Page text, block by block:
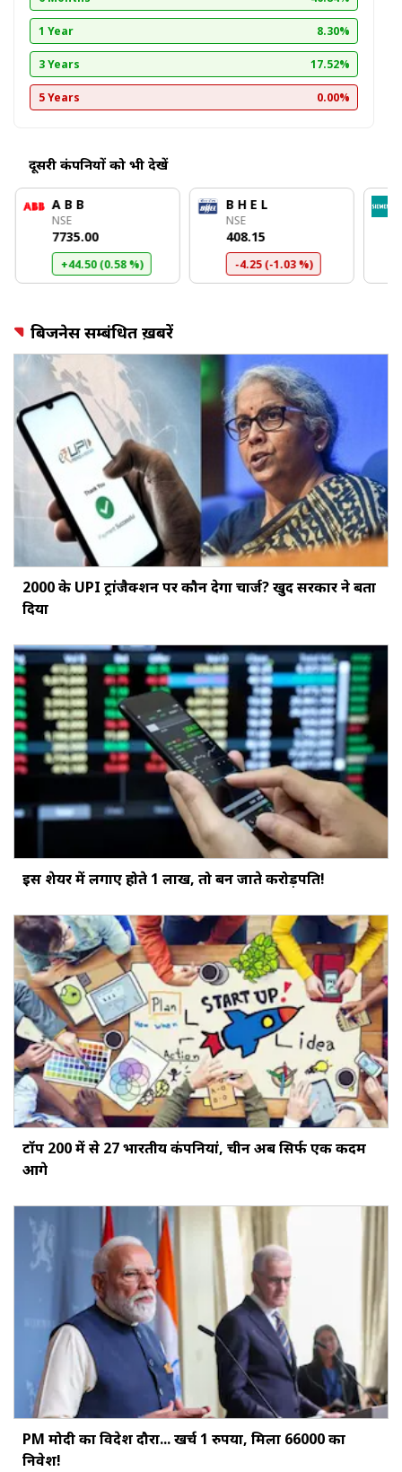
1 Year 8.30%
3 Years 17.52%
5 Years 0.00%
दूसरी कंपनियों को भी देखें
A B B
NSE
₹7735.00
+44.50 (0.58 %)
B H E L
NSE
₹408.15
-4.25 (-1.03 %)
बिजनेस सम्बंधित ख़बरें
₹2000 के UPI ट्रांजैक्शन पर कौन देगा चार्ज? खुद सरकार ने बता
दिया
इस शेयर में लगाए होते ₹1 लाख, तो बन जाते करोड़पति!
टॉप 200 में से 27 भारतीय कंपनियां, चीन अब सिर्फ एक कदम
आगे
PM मोदी का विदेश दौरा... खर्च 1 रुपया, मिला ₹66000 का
निवेश!